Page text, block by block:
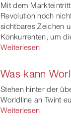
Mit dem
Revolution noch
sichtbares Zeichen
Konkurrenten, um
Weiterlesen
Was kann
Stehen hinter der
Worldline an Twint
Weiterlesen